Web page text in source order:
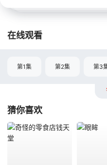
在线观看
第1集 第2集 第3
猜你喜欢